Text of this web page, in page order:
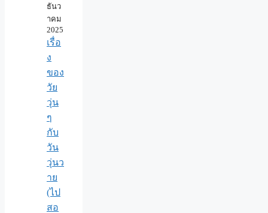
ธันว
าคม
2025
เรื่อ
ง
ของ
วัย
วุ่น
ๆ
กับ
วัน
วุ่นว
าย
(ไป
สอ